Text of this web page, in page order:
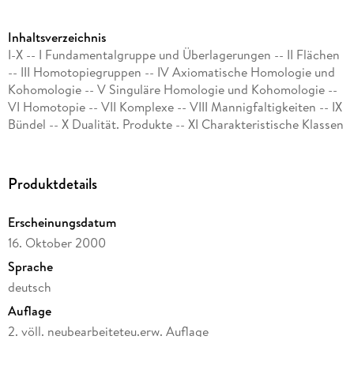
Inhaltsverzeichnis
I-X -- I Fundamentalgruppe und Überlagerungen -- II Flächen
-- III Homotopiegruppen -- IV Axiomatische Homologie und
Kohomologie -- V Singuläre Homologie und Kohomologie --
VI Homotopie -- VII Komplexe -- VIII Mannigfaltigkeiten -- IX
Bündel -- X Dualität. Produkte -- XI Charakteristische Klassen
Produktdetails
Erscheinungsdatum
16. Oktober 2000
Sprache
deutsch
Auflage
2. völl. neubearbeiteteu.erw. Auflage